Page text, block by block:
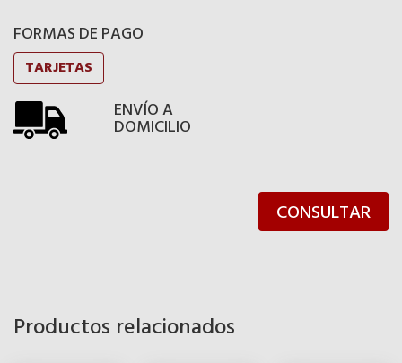
FORMAS DE PAGO
TARJETAS
ENVÍO A
DOMICILIO
CONSULTAR
Productos relacionados